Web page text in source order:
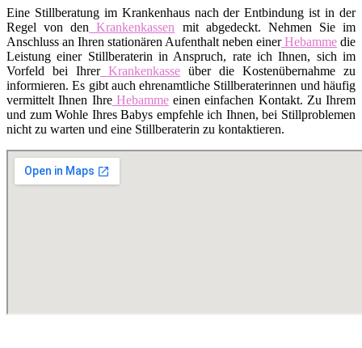
Eine Stillberatung im Krankenhaus nach der Entbindung ist in der
Regel von den Krankenkassen mit abgedeckt. Nehmen Sie im
Anschluss an Ihren stationären Aufenthalt neben einerHebamme die
Leistung einer Stillberaterin in Anspruch, rate ich Ihnen, sich im
Vorfeld bei IhrerKrankenkasse über die Kostenübernahme zu
informieren. Es gibt auch ehrenamtliche Stillberaterinnen und häufig
vermittelt Ihnen IhreHebammeeinen einfachen Kontakt. Zu Ihrem
und zum Wohle Ihres Babys empfehle ich Ihnen, bei Stillproblemen
nicht zu warten und eine Stillberaterin zu kontaktieren.